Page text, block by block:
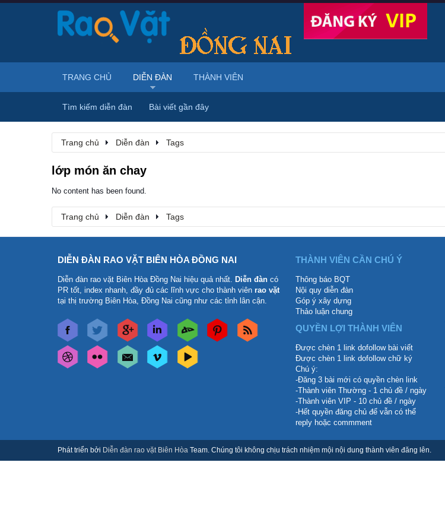
Trang chủ Diễn đàn Tags
lớp món ăn chay
No content has been found.
Trang chủ Diễn đàn Tags
TRANG CHỦ DIỄN ĐÀN
Tìm kiếm diễn đàn Bài viết gần đây
THÀNH VIÊN
DIỄN ĐÀN RAO VẶT BIÊN HÒA ĐỒNG NAI
Diễn đàn rao vặt Biên Hòa Đồng Nai hiệu quả nhất. Diễn đàn có
PR tốt, index nhanh, đầy đủ các lĩnh vực cho thành viên rao vặt
tại thị trường Biên Hòa, Đồng Nai cũng như các tỉnh lân cận.
THÀNH VIÊN CẦN CHÚ Ý
Thông báo BQT
Nội quy diễn đàn
Góp ý xây dựng
Thảo luận chung
QUYỀN LỢI THÀNH VIÊN
Được chèn 1 link dofollow bài viết
Được chèn 1 link dofollow chữ ký
Chú ý:
-Đăng 3 bài mới có quyền chèn link
-Thành viên Thường - 1 chủ đề / ngày
-Thành viên VIP - 10 chủ đề / ngày
-Hết quyền đăng chủ để vẫn có thể
reply hoặc commment
Phát triển bởi Diễn đàn rao vặt Biên Hòa Team. Chúng tôi không chịu trách nhiệm mội nội dung thành viên đăng lên.